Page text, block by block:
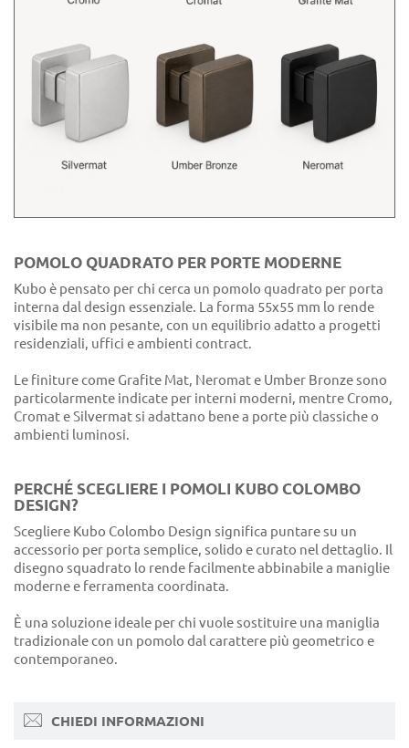
POMOLO QUADRATO PER PORTE MODERNE
Kubo è pensato per chi cerca un pomolo quadrato per porta
interna dal design essenziale. La forma 55x55 mm lo rende
visibile ma non pesante, con un equilibrio adatto a progetti
residenziali, uffici e ambienti contract.
Le finiture come Grafite Mat, Neromat e Umber Bronze sono
particolarmente indicate per interni moderni, mentre Cromo,
Cromat e Silvermat si adattano bene a porte più classiche o
ambienti luminosi.
PERCHÉ SCEGLIERE I POMOLI KUBO COLOMBO
DESIGN?
Scegliere Kubo Colombo Design significa puntare su un
accessorio per porta semplice, solido e curato nel dettaglio. Il
disegno squadrato lo rende facilmente abbinabile a maniglie
moderne e ferramenta coordinata.
È una soluzione ideale per chi vuole sostituire una maniglia
tradizionale con un pomolo dal carattere più geometrico e
contemporaneo.
CHIEDI INFORMAZIONI